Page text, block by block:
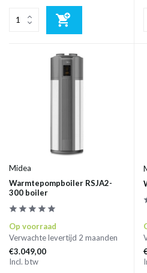
Midea
Warmtepompboiler RSJA2-
300 boiler
Op voorraad
Verwachte levertijd 2 maanden
€3.049,00
Incl. btw